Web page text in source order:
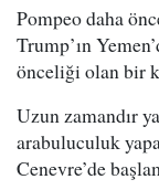
Pompeo daha
Trump’ın
önceliği olan bir
Uzun zamandır
arabuluculuk
Cenevre’de